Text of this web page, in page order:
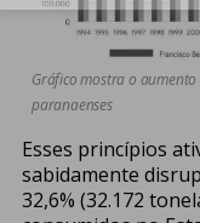
Gráfico mostra o
paranaenses
Esses princípios
sabidamente
32,6% (32.172